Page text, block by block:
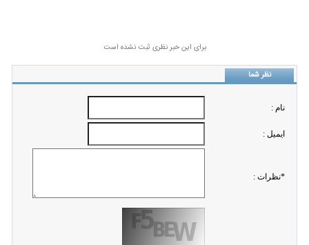
برای این خبر نظری ثبت نشده است
نظر شما
نام :
ايميل :
*نظرات :